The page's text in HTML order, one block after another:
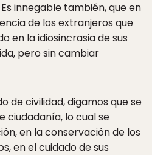
innegable también, que en
de los extranjeros que
en la idiosincrasia de sus
pero sin cambiar
de civilidad, digamos que se
ciudadanía, lo cual se
en la conservación de los
en el cuidado de sus